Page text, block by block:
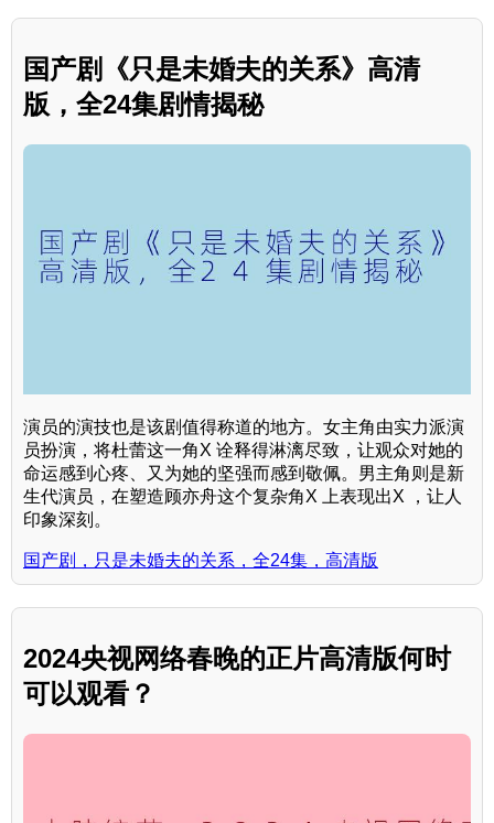
国产剧《只是未婚夫的关系》高清
版，全24集剧情揭秘
演员的演技也是该剧值得称道的地方。女主角由实力派演
员扮演，将杜蕾这一角X 诠释得淋漓尽致，让观众对她的
命运感到心疼、又为她的坚强而感到敬佩。男主角则是新
生代演员，在塑造顾亦舟这个复杂角X 上表现出X ，让人
印象深刻。
国产剧，只是未婚夫的关系，全24集，高清版
2024央视网络春晚的正片高清版何时
可以观看？